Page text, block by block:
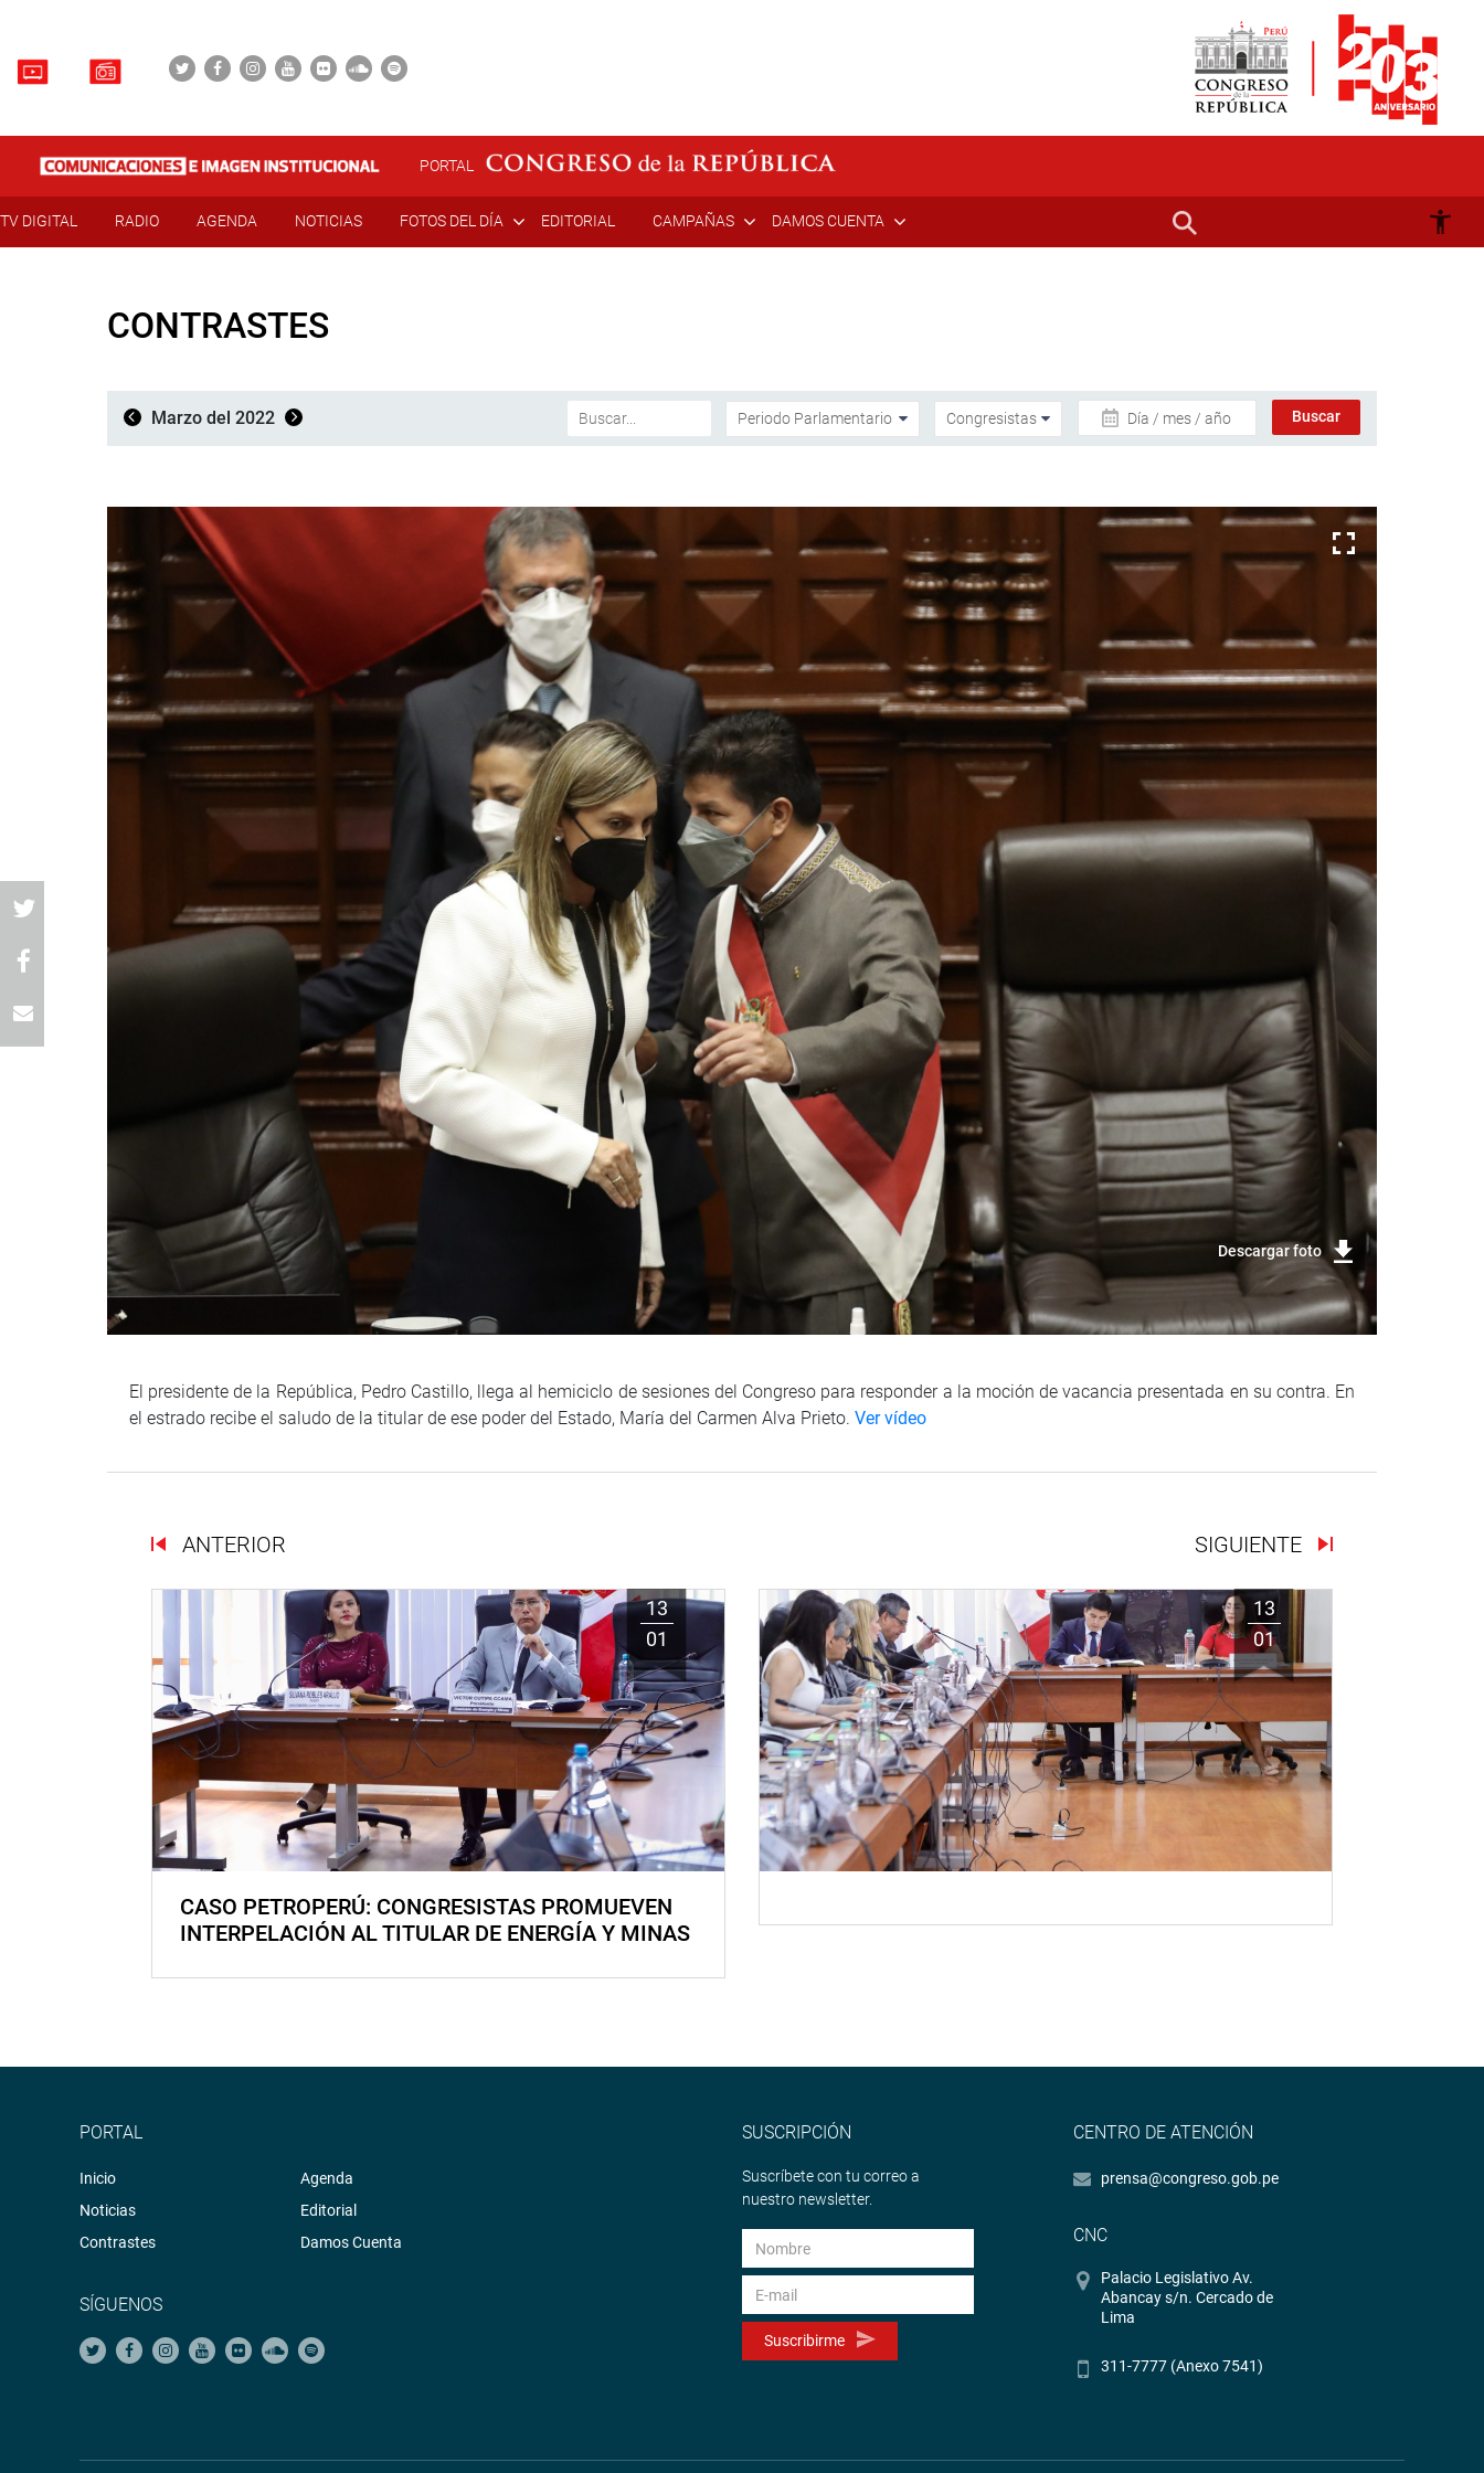
PORTAL
TV DIGITAL RADIO AGENDA NOTICIAS FOTOS DEL DÍA EDITORIAL CAMPAÑAS DAMOS CUENTA
CONTRASTES
Marzo del 2022 Día / mes / año
Descargar foto
El presidente de la República, Pedro Castillo, llega al hemiciclo de sesiones del Congreso para responder a la moción de vacancia presentada en su contra. En
el estrado recibe el saludo de la titular de ese poder del Estado, María del Carmen Alva Prieto. Ver vídeo
ANTERIOR SIGUIENTE
13
01
CASO PETROPERÚ: CONGRESISTAS PROMUEVEN
INTERPELACIÓN AL TITULAR DE ENERGÍA Y MINAS
13
01
PORTAL
Inicio
Noticias
Contrastes
Agenda
Editorial
Damos Cuenta
SÍGUENOS
SUSCRIPCIÓN
Suscríbete con tu correo a
nuestro newsletter.
Suscribirme
CENTRO DE ATENCIÓN
prensa@congreso.gob.pe
CNC
Palacio Legislativo Av.
Abancay s/n. Cercado de
Lima
311-7777 (Anexo 7541)